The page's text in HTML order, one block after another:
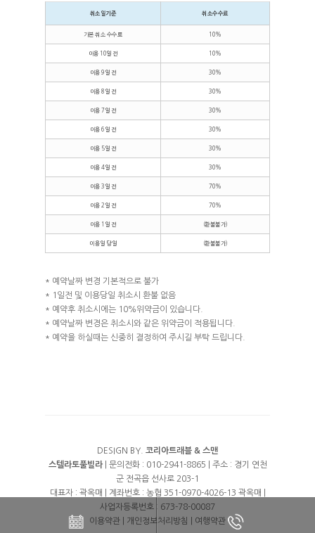
취소일기준 취소수수료
기본 취소 수수료 10%
이용 10일 전 10%
이용 9일 전 30%
이용 8일 전 30%
이용 7일 전 30%
이용 6일 전 30%
이용 5일 전 30%
이용 4일 전 30%
이용 3일 전 70%
이용 2일 전 70%
이용 1일 전 (환불불가)
이용일 당일 (환불불가)
* 예약날짜 변경 기본적으로 불가
* 1일전 및 이용당일 취소시 환불 없음
* 예약후 취소시에는 10%위약금이 있습니다.
* 예약날짜 변경은 취소시와 같은 위약금이 적용됩니다.
* 예약을 하실때는 신중히 결정하여 주시길 부탁 드립니다.
DESIGN BY. 코리아트래블 & 스맨
스텔라토풀빌라| 문의전화 : 010-2941-8865 | 주소 : 경기 연천
군 전곡읍 선사로 203-1
대표자 : 곽옥매 | 계좌번호 : 농협 351-0970-4026-13 곽옥매 |
사업자등록번호 : 673-78-00087
이용약관
개인정보처리방침 여행약관